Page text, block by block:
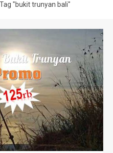
Tag "bukit trunyan bali"